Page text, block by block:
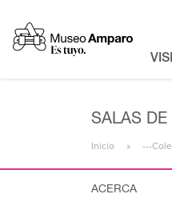
SALAS DE
Inicio ---
ACERCA